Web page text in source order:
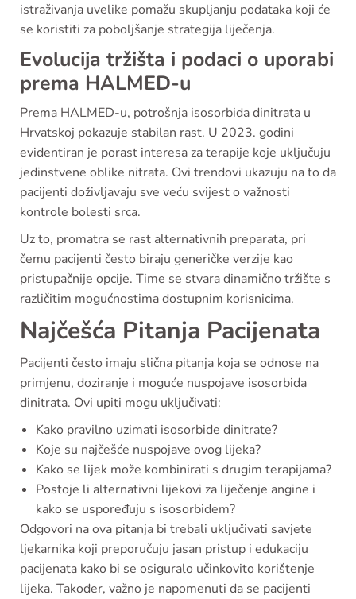
istraživanja uvelike pomažu skupljanju podataka koji će
se koristiti za poboljšanje strategija liječenja.
Evolucija tržišta i podaci o uporabi
prema HALMED-u
Prema HALMED-u, potrošnja isosorbida dinitrata u
Hrvatskoj pokazuje stabilan rast. U 2023. godini
evidentiran je porast interesa za terapije koje uključuju
jedinstvene oblike nitrata. Ovi trendovi ukazuju na to da
pacijenti doživljavaju sve veću svijest o važnosti
kontrole bolesti srca.
Uz to, promatra se rast alternativnih preparata, pri
čemu pacijenti često biraju generičke verzije kao
pristupačnije opcije. Time se stvara dinamično tržište s
različitim mogućnostima dostupnim korisnicima.
Najčešća Pitanja Pacijenata
Pacijenti često imaju slična pitanja koja se odnose na
primjenu, doziranje i moguće nuspojave isosorbida
dinitrata. Ovi upiti mogu uključivati:
Kako pravilno uzimati isosorbide dinitrate?
Koje su najčešće nuspojave ovog lijeka?
Kako se lijek može kombinirati s drugim terapijama?
Postoje li alternativni lijekovi za liječenje angine i
kako se uspoređuju s isosorbidem?
Odgovori na ova pitanja bi trebali uključivati savjete
ljekarnika koji preporučuju jasan pristup i edukaciju
pacijenata kako bi se osiguralo učinkovito korištenje
lijeka. Također, važno je napomenuti da se pacijenti